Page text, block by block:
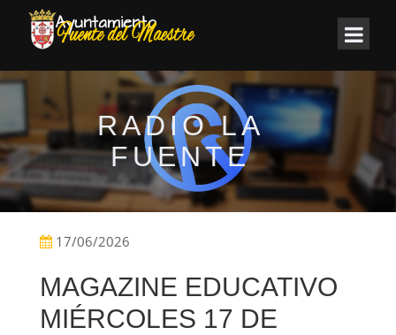
RADIO LA
FUENTE
17/06/2026
MAGAZINE EDUCATIVO
MIÉRCOLES 17 DE